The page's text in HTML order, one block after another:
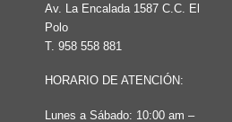
Av. La Encalada 1587 C.C. El
Polo
T. 958 558 881
HORARIO DE ATENCIÓN:
Lunes a Sábado: 10:00 am –